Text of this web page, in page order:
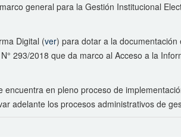
general para la Gestión Institucional
Digital (ver) para dotar a la
293/2018 que da marco al Acceso a la
en pleno proceso de
adelante los procesos administrativos de